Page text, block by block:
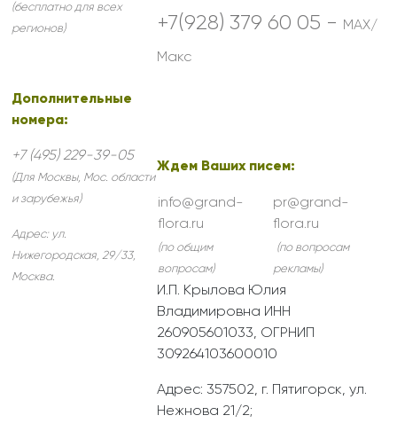
(бесплатно для всех
регионов)
Дополнительные
номера:
+7 (495) 229-39-05
(Для Москвы, Мос. области
и зарубежья)
Адрес: ул.
Нижегородская, 29/33,
Москва.
+7(928) 379 60 05 - MAX/
Макс
Ждем Ваших писем:
info@grand-
flora.ru
pr@grand-
flora.ru
(по общим
вопросам)
(по вопросам
рекламы)
И.П. Крылова Юлия
Владимировна ИНН
260905601033, ОГРНИП
309264103600010
Адрес: 357502, г. Пятигорск, ул.
Нежнова 21/2;